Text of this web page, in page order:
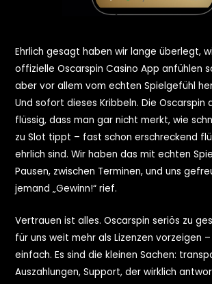
Ehrlich gesagt haben wir lange überlegt,
offizielle Oscarspin Casino App anfühlen
aber vor allem vom echten Spielgefühl
Und sofort dieses Kribbeln. Die Oscarspin
flüssig, dass man gar nicht merkt, wie
zu Slot tippt – fast schon erschreckend
ehrlich sind. Wir haben das mit echten
Pausen, zwischen Terminen, und uns
jemand „Gewinn!“ rief.
Vertrauen ist alles. Oscarspin seriös zu
für uns weit mehr als Lizenzen vorzeigen
einfach. Es sind die kleinen Sachen:
Auszahlungen, Support, der wirklich